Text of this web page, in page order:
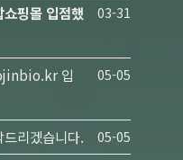
핑몰 입점했
03-31
입
05-05
리겠습니다. 05-05